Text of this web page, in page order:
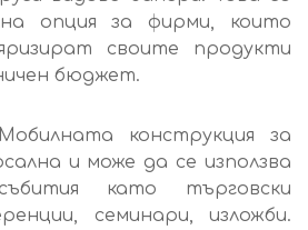
опция за фирми, които
своите продукти
бюджет.
Мобилната конструкция за
и може да се използва
като търговски
семинари, изложби.